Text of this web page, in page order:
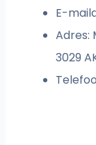
E-
Adres:
3029